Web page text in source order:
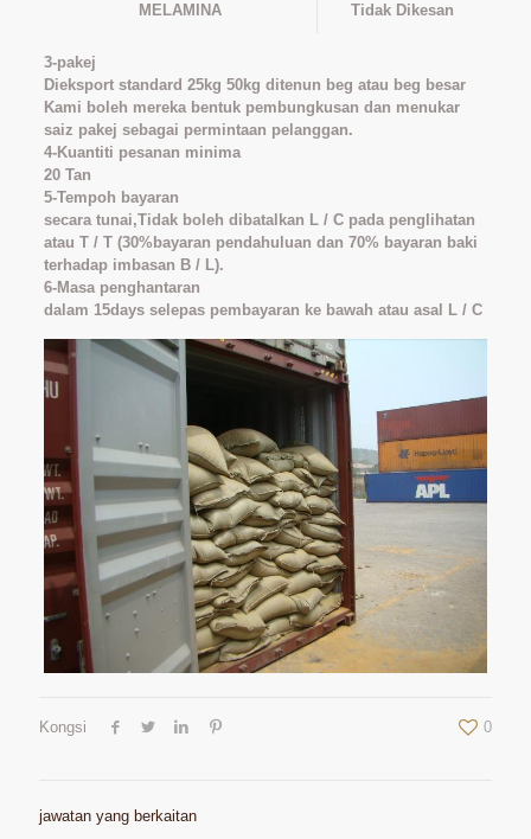
MELAMINA Tidak Dikesan
3-pakej
Dieksport standard 25kg 50kg ditenun beg atau beg besar
Kami boleh mereka bentuk pembungkusan dan menukar
saiz pakej sebagai permintaan pelanggan.
4-Kuantiti pesanan minima
20 Tan
5-Tempoh bayaran
secara tunai,Tidak boleh dibatalkan L / C pada penglihatan
atau T / T (30%bayaran pendahuluan dan 70% bayaran baki
terhadap imbasan B / L).
6-Masa penghantaran
dalam 15days selepas pembayaran ke bawah atau asal L / C
Kongsi 0
jawatan yang berkaitan